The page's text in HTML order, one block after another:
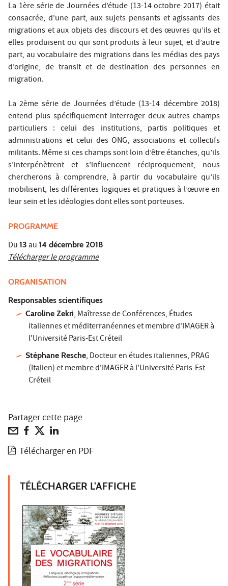
La 1ère série de Journées d’étude (13-14 octobre 2017) était
consacrée, d’une part, aux sujets pensants et agissants des
migrations et aux objets des discours et des œuvres qu’ils et
elles produisent ou qui sont produits à leur sujet, et d’autre
part, au vocabulaire des migrations dans les médias des pays
d’origine, de transit et de destination des personnes en
migration.
La 2ème série de Journées d’étude (13-14 décembre 2018)
entend plus spécifiquement interroger deux autres champs
particuliers : celui des institutions, partis politiques et
administrations et celui des ONG, associations et collectifs
militants. Même si ces champs sont loin d’être étanches, qu’ils
s’interpénètrent et s’influencent réciproquement, nous
chercherons à comprendre, à partir du vocabulaire qu’ils
mobilisent, les différentes logiques et pratiques à l’œuvre en
leur sein et les idéologies dont elles sont porteuses.
PROGRAMME
Du 13 au 14 décembre 2018
Télécharger le programme
ORGANISATION
Responsables scientifiques
Caroline Zekri, Maîtresse de Conférences, Études
italiennes et méditerranéennes et membre d'IMAGER à
l'Université Paris-Est Créteil
Stéphane Resche, Docteur en études italiennes, PRAG
(Italien) et membre d'IMAGER à l'Université Paris-Est
Créteil
Partager cette page
Télécharger en PDF
TÉLÉCHARGER L'AFFICHE